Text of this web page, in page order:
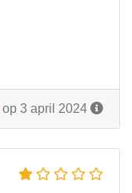
op 3 april 2024